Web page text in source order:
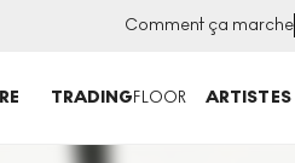
Comment ça marche
TRADINGFLOOR ARTISTES